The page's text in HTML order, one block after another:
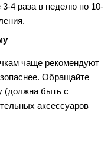
4 раза в неделю по 10-
чаще рекомендуют
Обращайте
(должна быть с
аксессуаров